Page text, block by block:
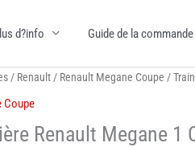
d?info Guide de la commande
/ Renault / Renault Megane Coupe /
Coupe
Renault Megane 1